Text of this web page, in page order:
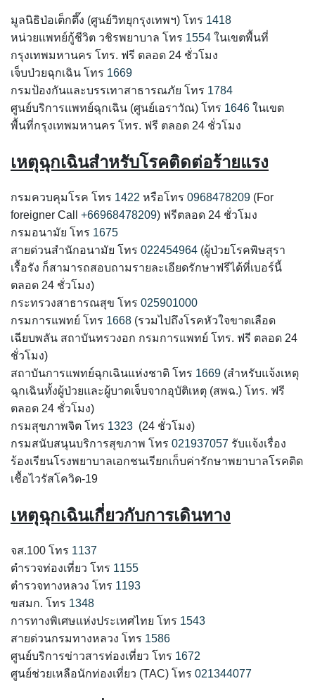
มูลนิธิป่อเต็กตึ๊ง (ศูนย์วิทยุกรุงเทพฯ) โทร 1418
หน่วยแพทย์กู้ชีวิต วชิรพยาบาล โทร 1554 ในเขตพื้นที่
กรุงเทพมหานคร โทร. ฟรี ตลอด 24 ชั่วโมง
เจ็บป่วยฉุกเฉิน โทร 1669
กรมป้องกันและบรรเทาสาธารณภัย โทร 1784
ศูนย์บริการแพทย์ฉุกเฉิน (ศูนย์เอราวัณ) โทร 1646 ในเขต
พื้นที่กรุงเทพมหานคร โทร. ฟรี ตลอด 24 ชั่วโมง
เหตุฉุกเฉินสำหรับโรคติดต่อร้ายแรง
กรมควบคุมโรค โทร 1422 หรือโทร 0968478209 (For
foreigner Call +66968478209) ฟรีตลอด 24 ชั่วโมง
กรมอนามัย โทร 1675
สายด่วนสำนักอนามัย โทร 022454964 (ผู้ป่วยโรคพิษสุรา
เรื้อรัง ก็สามารถสอบถามรายละเอียดรักษาฟรีได้ที่เบอร์นี้
ตลอด 24 ชั่วโมง)
กระทรวงสาธารณสุข โทร 025901000
กรมการแพทย์ โทร 1668 (รวมไปถึงโรคหัวใจขาดเลือด
เฉียบพลัน สถาบันทรวงอก กรมการแพทย์ โทร. ฟรี ตลอด 24
ชั่วโมง)
สถาบันการแพทย์ฉุกเฉินแห่งชาติ โทร 1669 (สำหรับแจ้งเหตุ
ฉุกเฉินทั้งผู้ป่วยและผู้บาดเจ็บจากอุบัติเหตุ (สพฉ.) โทร. ฟรี
ตลอด 24 ชั่วโมง)
กรมสุขภาพจิต โทร 1323 (24 ชั่วโมง)
กรมสนับสนุนบริการสุขภาพ โทร 021937057 รับแจ้งเรื่อง
ร้องเรียนโรงพยาบาลเอกชนเรียกเก็บค่ารักษาพยาบาลโรคติด
เชื้อไวรัสโควิด-19
เหตุฉุกเฉินเกี่ยวกับการเดินทาง
จส.100 โทร 1137
ตำรวจท่องเที่ยว โทร 1155
ตำรวจทางหลวง โทร 1193
ขสมก. โทร 1348
การทางพิเศษแห่งประเทศไทย โทร 1543
สายด่วนกรมทางหลวง โทร 1586
ศูนย์บริการข่าวสารท่องเที่ยว โทร 1672
ศูนย์ช่วยเหลือนักท่องเที่ยว (TAC) โทร 021344077